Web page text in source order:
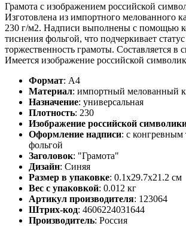
Грамота с изображением российской
Изготовлена из импортного мелованного
230 г/м2. Надписи выполнены с помощью
тиснения фольгой, что подчеркивает
торжественность грамоты. Составляется в
Имеется изображение российской
Формат: А4
Материал: импортный мелованный
Назначение: универсальная
Плотность: 230
Изображение российской
Оформление надписи: с конгревным
фольгой
Заголовок: "Грамота"
Дизайн: Синяя
Размер в упаковке: 0.1x29.7x21.2 см
Вес с упаковкой: 0.012 кг
Артикул производителя: 123064
Штрих-код: 4606224031644
Производитель: Россия